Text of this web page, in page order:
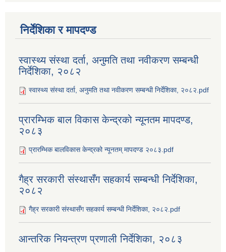
निर्देशिका र मापदण्ड
स्वास्थ्य संस्था दर्ता, अनुमति तथा नवीकरण सम्बन्धी
निर्देशिका, २०८२
स्वास्थ्य संस्था दर्ता, अनुमति तथा नवीकरण सम्बन्धी निर्देशिका, २०८२.pdf
प्रारम्भिक बाल विकास केन्द्रको न्यूनतम मापदण्ड,
२०८३
प्रारम्भिक बालविकास केन्द्रको न्यूनतम् मापदण्ड २०८३.pdf
गैह्र सरकारी संस्थासँग सहकार्य सम्बन्धी निर्देशिका,
२०८२
गैह्र सरकारी संस्थासँग सहकार्य सम्बन्धी निर्देशिका, २०८२.pdf
आन्तरिक नियन्त्रण प्रणाली निर्देशिका, २०८३